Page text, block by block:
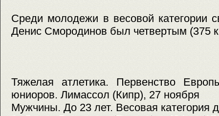
Среди молодежи в весовой категории
Денис Смородинов был четвертым (375
Тяжелая атлетика. Первенство
юниоров. Лимассол (Кипр), 27 ноября
Мужчины. До 23 лет. Весовая категория